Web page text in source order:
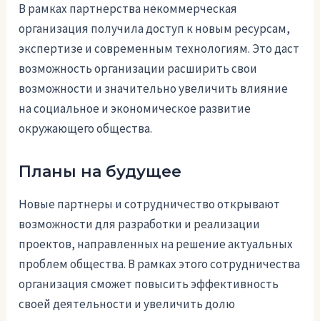
В рамках партнерства некоммерческая
организация получила доступ к новым ресурсам,
экспертизе и современным технологиям. Это даст
возможность организации расширить свои
возможности и значительно увеличить влияние
на социальное и экономическое развитие
окружающего общества.
Планы на будущее
Новые партнеры и сотрудничество открывают
возможности для разработки и реализации
проектов, направленных на решение актуальных
проблем общества. В рамках этого сотрудничества
организация сможет повысить эффективность
своей деятельности и увеличить долю